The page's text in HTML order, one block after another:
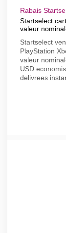
Rabais
Startselect
valeur
Startselect
PlayStation
valeur
USD
delivrees